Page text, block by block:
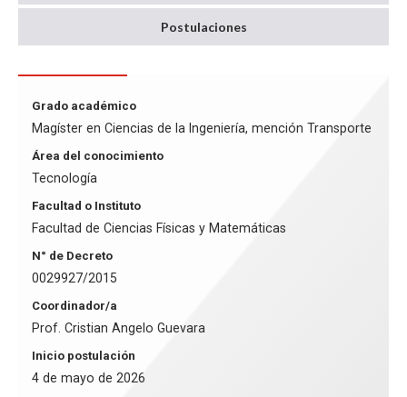
Postulaciones
Grado académico
Magíster en Ciencias de la Ingeniería, mención Transporte
Área del conocimiento
Tecnología
Facultad o Instituto
Facultad de Ciencias Físicas y Matemáticas
N° de Decreto
0029927/2015
Coordinador/a
Prof. Cristian Angelo Guevara
Inicio postulación
4 de mayo de 2026